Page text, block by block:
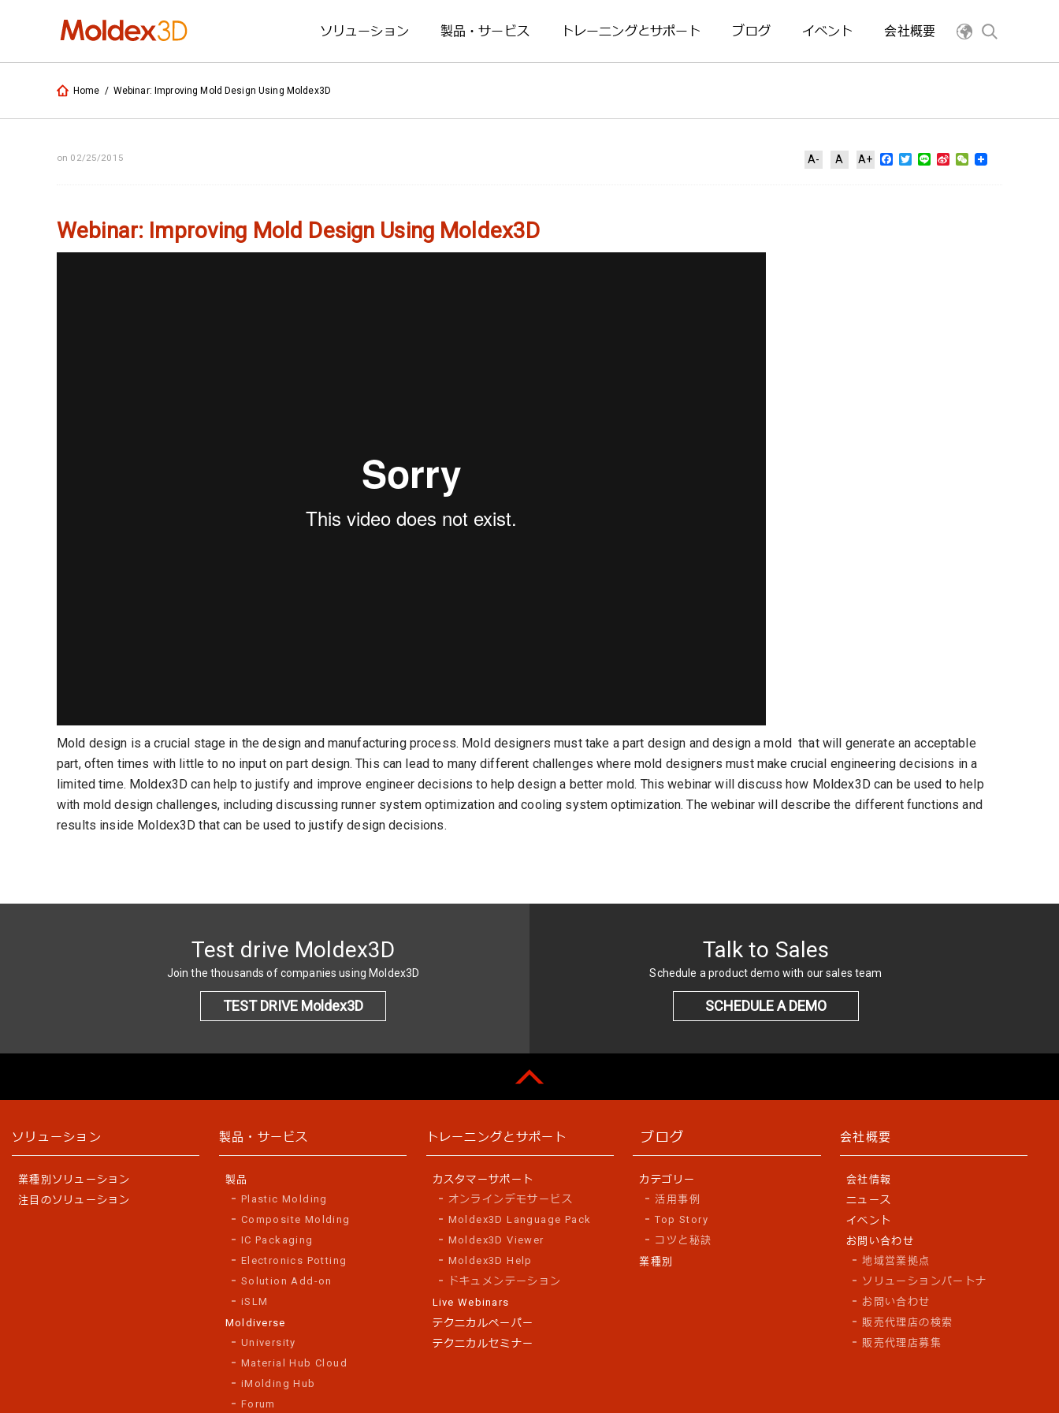
ソリューション 製品・サービス トレーニングとサポート ブログ イベント 会社概要
Home / Webinar: Improving Mold Design Using Moldex3D
on 02/25/2015 A- A A+ Facebook
Twitter
Line Sina WeChat
Webinar: Improving Mold Design Using Moldex3D
Mold design is a crucial stage in the design and manufacturing process. Mold designers must take a part design and design a mold that will generate an acceptable
part, often times with little to no input on part design. This can lead to many different challenges where mold designers must make crucial engineering decisions in a
limited time. Moldex3D can help to justify and improve engineer decisions to help design a better mold. This webinar will discuss how Moldex3D can be used to help
with mold design challenges, including discussing runner system optimization and cooling system optimization. The webinar will describe the different functions and
results inside Moldex3D that can be used to justify design decisions.
Test drive Moldex3D
Join the thousands of companies using Moldex3D
TEST DRIVE Moldex3D
Talk to Sales
Schedule a product demo with our sales team
SCHEDULE A DEMO
ソリューション
業種別ソリューション
注目のソリューション
製品・サービス
製品
Plastic Molding
Composite Molding
IC Packaging
Electronics Potting
Solution Add-on
iSLM
Moldiverse
University
Material Hub Cloud
iMolding Hub
Forum
トレーニングとサポート
カスタマーサポート
オンラインデモサービス
Moldex3D Language Pack
Moldex3D Viewer
Moldex3D Help
ドキュメンテーション
Live Webinars
テクニカルペーパー
テクニカルセミナー
ブログ
カテゴリー
活用事例
Top Story
コツと秘訣
業種別
会社概要
会社情報
ニュース
イベント
お問い合わせ
地域営業拠点
ソリューションパートナ
お問い合わせ
販売代理店の検索
販売代理店募集